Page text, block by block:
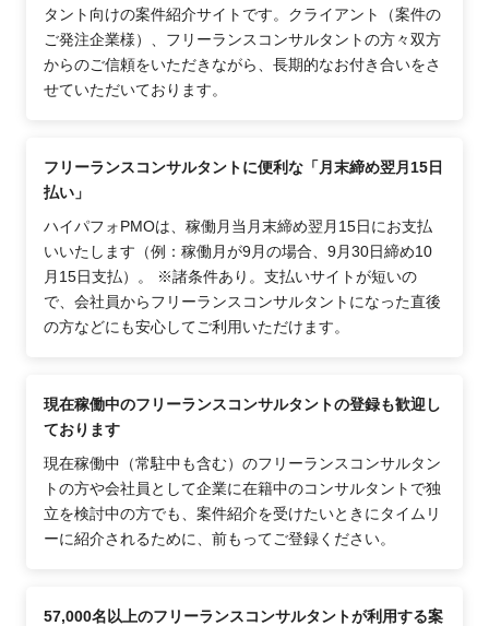
タント向けの案件紹介サイトです。クライアント（案件の
ご発注企業様）、フリーランスコンサルタントの方々双方
からのご信頼をいただきながら、長期的なお付き合いをさ
せていただいております。
フリーランスコンサルタントに便利な「月末締め翌月15日
払い」
ハイパフォPMOは、稼働月当月末締め翌月15日にお支払
いいたします（例：稼働月が9月の場合、9月30日締め10
月15日支払）。 ※諸条件あり。支払いサイトが短いの
で、会社員からフリーランスコンサルタントになった直後
の方などにも安心してご利用いただけます。
現在稼働中のフリーランスコンサルタントの登録も歓迎し
ております
現在稼働中（常駐中も含む）のフリーランスコンサルタン
トの方や会社員として企業に在籍中のコンサルタントで独
立を検討中の方でも、案件紹介を受けたいときにタイムリ
ーに紹介されるために、前もってご登録ください。
57,000名以上のフリーランスコンサルタントが利用する案